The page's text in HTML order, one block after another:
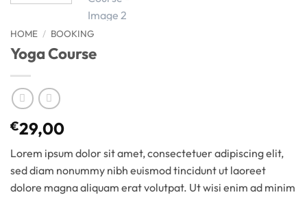
HOME / BOOKING
Yoga Course
€29,00
Lorem ipsum dolor sit amet, consectetuer adipiscing elit,
sed diam nonummy nibh euismod tincidunt ut laoreet
dolore magna aliquam erat volutpat. Ut wisi enim ad minim